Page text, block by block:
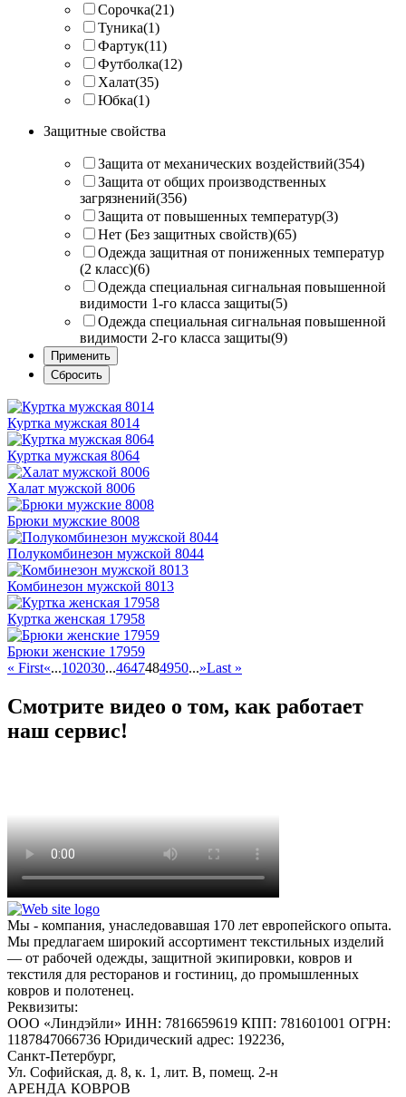
Сорочка(21)
Туника(1)
Фартук(11)
Футболка(12)
Халат(35)
Юбка(1)
Защитные свойства
Защита от механических воздействий(354)
Защита от общих производственных
загрязнений(356)
Защита от повышенных температур(3)
Нет (Без защитных свойств)(65)
Одежда защитная от пониженных температур
(2 класс)(6)
Одежда специальная сигнальная повышенной
видимости 1-го класса защиты(5)
Одежда специальная сигнальная повышенной
видимости 2-го класса защиты(9)
Куртка мужская 8014
Куртка мужская 8064
Халат мужской 8006
Брюки мужские 8008
Полукомбинезон мужской 8044
Комбинезон мужской 8013
Куртка женская 17958
Брюки женские 17959
« First«...102030...4647484950...»Last »
Смотрите видео о том, как работает
наш сервис!
Мы - компания, унаследовавшая 170 лет европейского опыта.
Мы предлагаем широкий ассортимент текстильных изделий
— от рабочей одежды, защитной экипировки, ковров и
текстиля для ресторанов и гостиниц, до промышленных
ковров и полотенец.
Реквизиты:
ООО «Линдэйли» ИНН: 7816659619 КПП: 781601001 ОГРН:
1187847066736 Юридический адрес: 192236,
Санкт-Петербург,
Ул. Софийская, д. 8, к. 1, лит. В, помещ. 2-н
АРЕНДА КОВРОВ